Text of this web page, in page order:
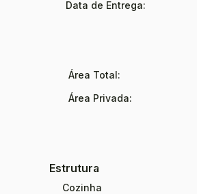
Data de Entrega:
Área Total:
Área Privada:
Estrutura
Cozinha